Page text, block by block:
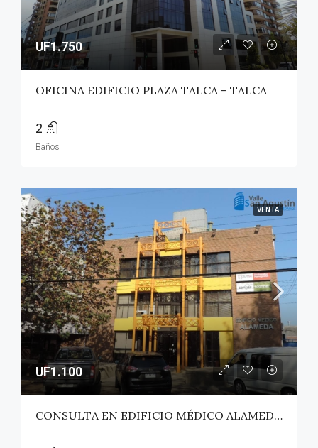
UF1.750
OFICINA EDIFICIO PLAZA TALCA – TALCA
2
Baños
VENTA
UF1.100
CONSULTA EN EDIFICIO MÉDICO ALAMEDA – TALCA